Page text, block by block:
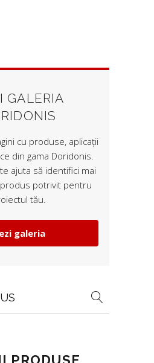
GALERIA
cu produse, aplicații
din gama Doridonis.
ajuta să identifici mai
potrivit pentru
tău.
galeria